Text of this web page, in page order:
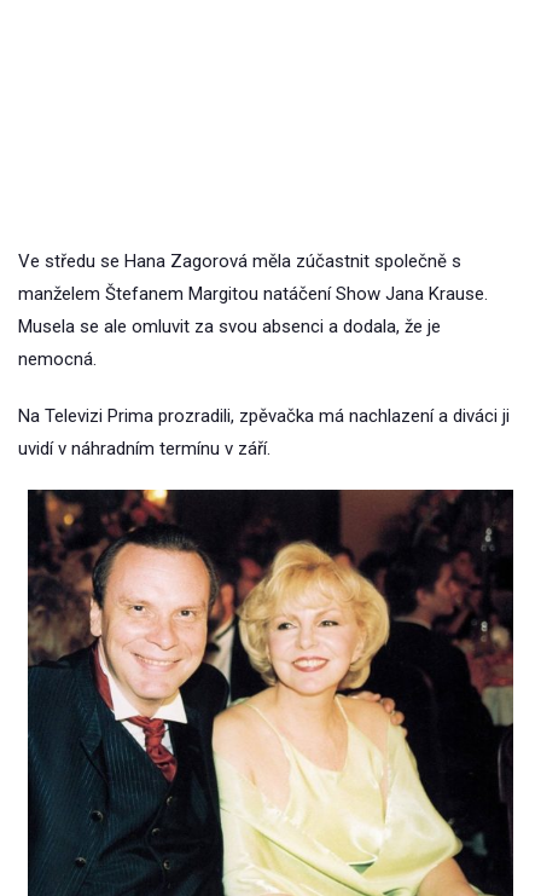
Ve středu se Hana Zagorová měla zúčastnit společně s
manželem Štefanem Margitou natáčení Show Jana Krause.
Musela se ale omluvit za svou absenci a dodala, že je
nemocná.
Na Televizi Prima prozradili, zpěvačka má nachlazení a diváci ji
uvidí v náhradním termínu v září.